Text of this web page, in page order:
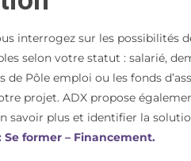
interrogez sur les possibilités
selon votre statut : salarié,
de Pôle emploi ou les fonds
projet. ADX propose
savoir plus et identifier la
former – Financement.